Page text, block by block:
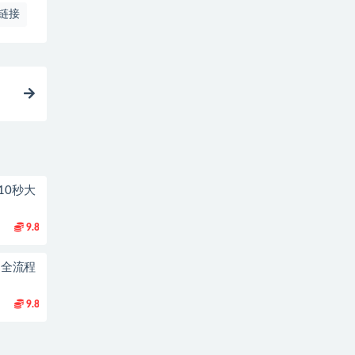
接
秒大
9.8
流程
9.8